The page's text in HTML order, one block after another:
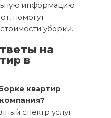
информацию
помогут
уборки.
на
в
квартир
спектр услуг